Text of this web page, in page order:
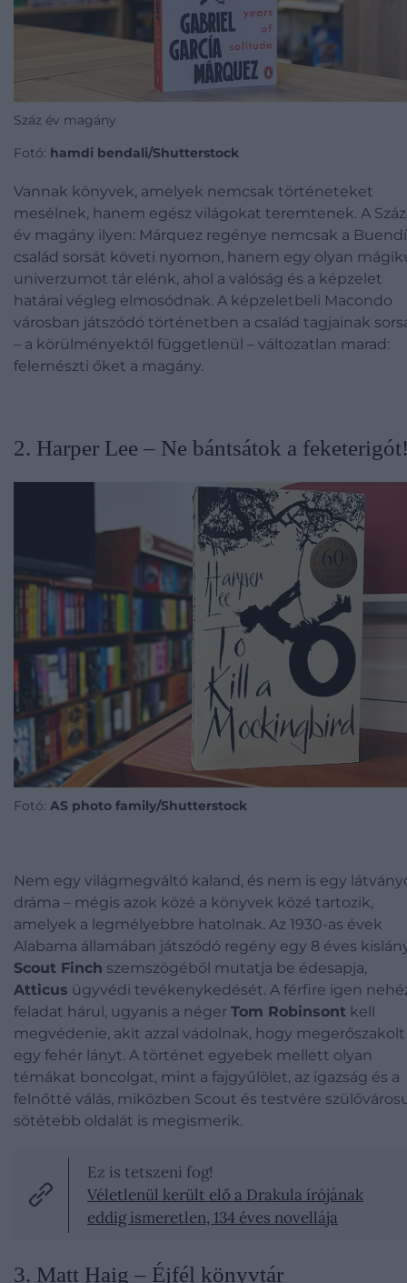
Száz év magány
Fotó: hamdi bendali/Shutterstock
Vannak könyvek, amelyek nemcsak történeteket
mesélnek, hanem egész világokat teremtenek. A Száz
év magány ilyen: Márquez regénye nemcsak a
család sorsát követi nyomon, hanem egy olyan
univerzumot tár elénk, ahol a valóság és a képzelet
határai végleg elmosódnak. A képzeletbeli Macondo
városban játszódó történetben a család tagjainak
– a körülményektől függetlenül – változatlan marad:
felemészti őket a magány.
2. Harper Lee – Ne bántsátok a
Fotó: AS photo family/Shutterstock
Nem egy világmegváltó kaland, és nem is egy
dráma – mégis azok közé a könyvek közé tartozik,
amelyek a legmélyebbre hatolnak. Az 1930-as évek
Alabama államában játszódó regény egy 8 éves
Scout Finch szemszögéből mutatja be édesapja,
Atticus ügyvédi tevékenykedését. A férfire igen
feladat hárul, ugyanis a néger Tom Robinsont kell
megvédenie, akit azzal vádolnak, hogy megerőszakolt
egy fehér lányt. A történet egyebek mellett olyan
témákat boncolgat, mint a fajgyűlölet, az igazság és a
felnőtté válás, miközben Scout és testvére
sötétebb oldalát is megismerik.
Ez is tetszeni fog!
Véletlenül került elő a Drakula írójának
eddig ismeretlen, 134 éves novellája
3. Matt Haig – Éjfél könyvtár